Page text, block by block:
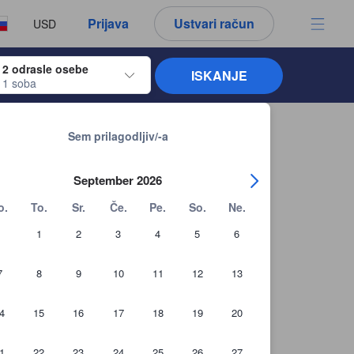
USD Prijava Ustvari račun
Enter.
2 odrasle osebe
1 soba
po datumih prijave in odjave uporabite smerne tipke. Ko s tipko
Sem prilagodljiv/-a
September 2026
To. Sr. Če. Pe. So. Ne.
1 2 3 4 5 6
8 9 10 11 12 13
15 16 17 18 19 20
ISKANJE
vidite, vedno avtentični.